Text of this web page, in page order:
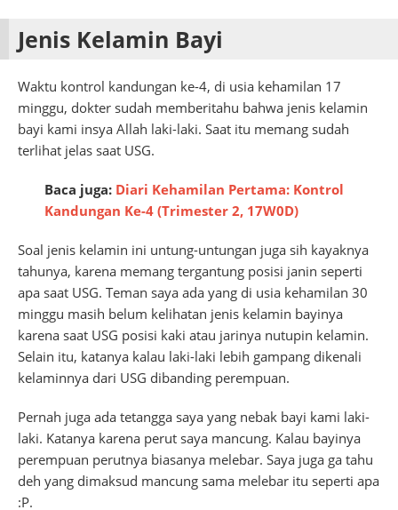
Jenis Kelamin Bayi
Waktu kontrol kandungan ke-4, di usia kehamilan 17
minggu, dokter sudah memberitahu bahwa jenis kelamin
bayi kami insya Allah laki-laki. Saat itu memang sudah
terlihat jelas saat USG.
Baca juga: Diari Kehamilan Pertama: Kontrol
Kandungan Ke-4 (Trimester 2, 17W0D)
Soal jenis kelamin ini untung-untungan juga sih kayaknya
tahunya, karena memang tergantung posisi janin seperti
apa saat USG. Teman saya ada yang di usia kehamilan 30
minggu masih belum kelihatan jenis kelamin bayinya
karena saat USG posisi kaki atau jarinya nutupin kelamin.
Selain itu, katanya kalau laki-laki lebih gampang dikenali
kelaminnya dari USG dibanding perempuan.
Pernah juga ada tetangga saya yang nebak bayi kami laki-
laki. Katanya karena perut saya mancung. Kalau bayinya
perempuan perutnya biasanya melebar. Saya juga ga tahu
deh yang dimaksud mancung sama melebar itu seperti apa
:P.